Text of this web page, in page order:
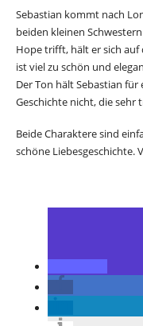
Sebastian kommt nach
beiden kleinen
Hope trifft, hält er sich auf
ist viel zu schön und
Der Ton hält Sebastian
Geschichte nicht, die sehr
Beide Charaktere sind
schöne Liebesgeschichte.